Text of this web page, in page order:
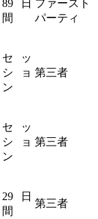
89 日
間
ファースト
パーティ
セッ
ショ
ン
第三者
セッ
ショ
ン
第三者
29 日
間
第三者